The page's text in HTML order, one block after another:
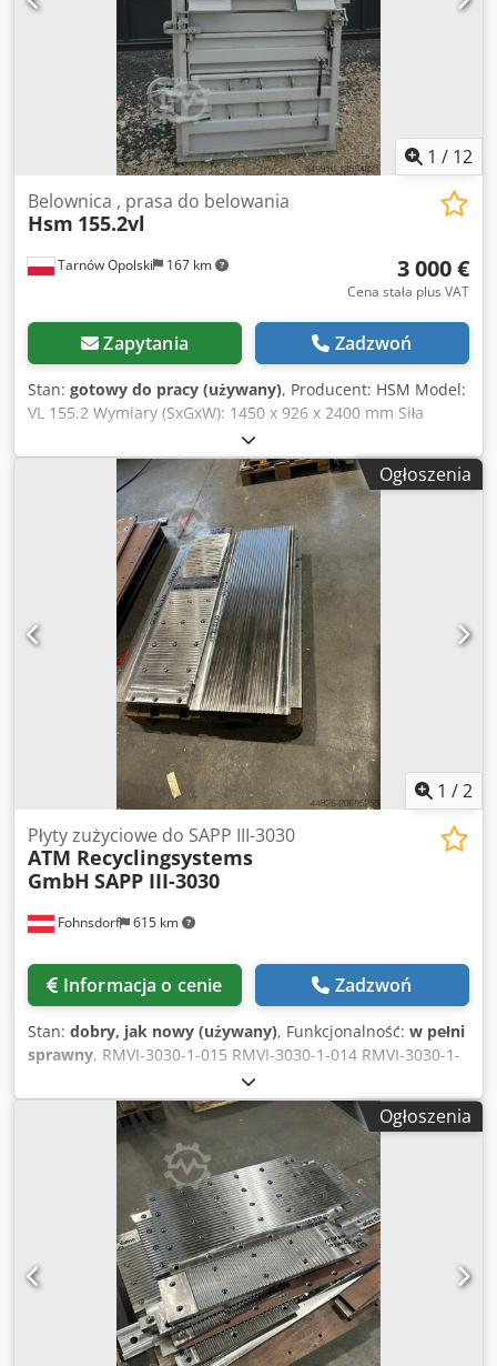
1 / 12
Tarnów Opolski 167 km
Belownica , prasa do belowania
Hsm 155.2vl
3 000 €
Cena stała plus VAT
Zapytania Zadzwoń
Stan: gotowy do pracy (używany), Producent: HSM Model:
VL 155.2 Wymiary (SxGxW): 1450 x 926 x 2400 mm Siła
nacisku: 16 t Djdpfjv Ai Tgsx Abqskr Otwór do napełniania:
1100 - 590 mm Przestrzeń napełniania - 1100 - 700 x 1130
mm Rozmiar beli: 1100x700x950 mm Waga beli: 110 - 200
kg Podłączenie: 400 V / 50 Hz Moc napędu: 4 kW Prąd
znamionowy: 8,5A Wiązanie: 4-krotne w pionie Wydajność
pionowa: 4 - 8 bel/godz. Masa maszyny: 940 kg Rok 2001-
Ogłoszenia
1 /2
Fohnsdorf 615 km
Płyty zużyciowe do SAPP III-3030
ATM Recyclingsystems
GmbH SAPP III-3030
Informacja o cenie Zadzwoń
Stan: dobry, jak nowy (używany), Funkcjonalność: w pełni
sprawny, RMVI-3030-1-015 RMVI-3030-1-014 RMVI-3030-1-
013 RMVI-3030-1-012 RMVI-3030-1-011 Dodpsxy Imisfx
Abqokr MR-2002-4-27
Ogłoszenia